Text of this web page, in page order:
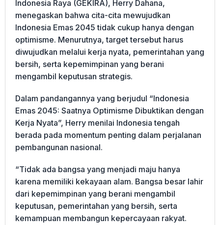
Indonesia Raya (GEKIRA), Herry Dahana,
menegaskan bahwa cita-cita mewujudkan
Indonesia Emas 2045 tidak cukup hanya dengan
optimisme. Menurutnya, target tersebut harus
diwujudkan melalui kerja nyata, pemerintahan yang
bersih, serta kepemimpinan yang berani
mengambil keputusan strategis.
Dalam pandangannya yang berjudul “Indonesia
Emas 2045: Saatnya Optimisme Dibuktikan dengan
Kerja Nyata”, Herry menilai Indonesia tengah
berada pada momentum penting dalam perjalanan
pembangunan nasional.
“Tidak ada bangsa yang menjadi maju hanya
karena memiliki kekayaan alam. Bangsa besar lahir
dari kepemimpinan yang berani mengambil
keputusan, pemerintahan yang bersih, serta
kemampuan membangun kepercayaan rakyat.